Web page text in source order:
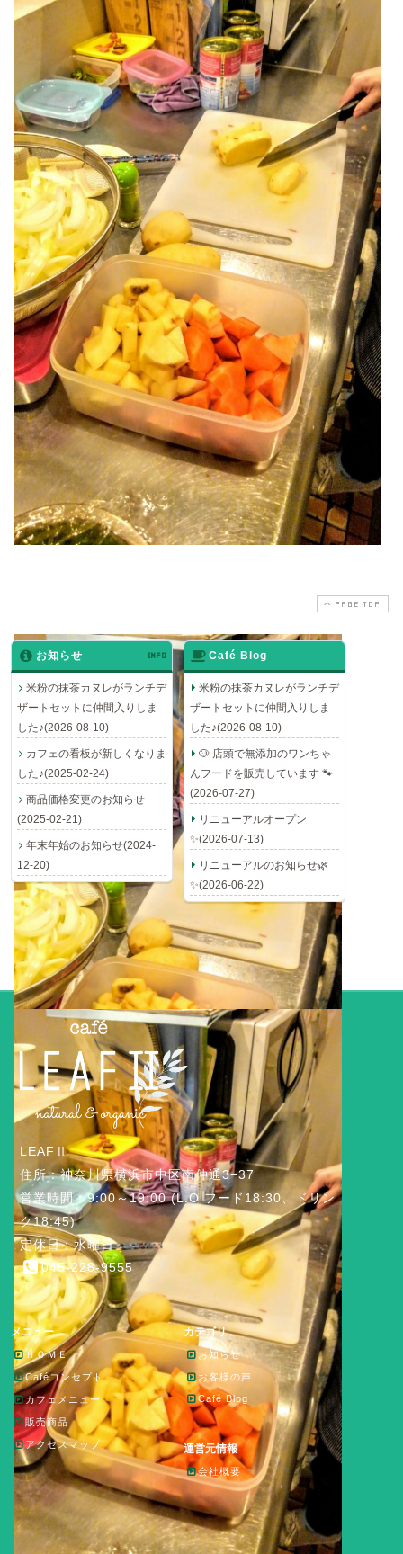
PAGE TOP
お知らせ INFO
米粉の抹茶カヌレがランチデ
ザートセットに仲間入りしま
した♪(2026-08-10)
カフェの看板が新しくなりま
した♪(2025-02-24)
商品価格変更のお知らせ
(2025-02-21)
年末年始のお知らせ(2024-
12-20)
Café Blog
米粉の抹茶カヌレがランチデ
ザートセットに仲間入りしま
した♪(2026-08-10)
🐶 店頭で無添加のワンちゃ
んフードを販売しています 🐾
(2026-07-27)
リニューアルオープン
✨(2026-07-13)
リニューアルのお知らせ🌿
✨(2026-06-22)
LEAFⅡ
住所：神奈川県横浜市中区南仲通3−37
営業時間：9:00～19:00 (L.O フード18:30、ドリン
ク18:45)
定休日：水曜日
045-228-9555
メニュー
ＨＯＭＥ
Caféコンセプト
カフェメニュー
販売商品
アクセスマップ
カテゴリ
お知らせ
お客様の声
Café Blog
運営元情報
会社概要